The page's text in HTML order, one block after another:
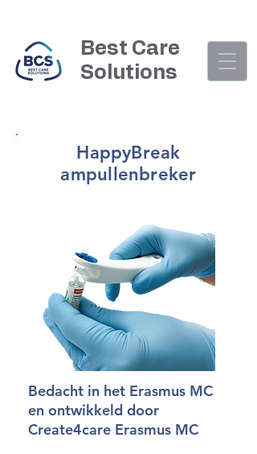
Best Care
Solutions
HappyBreak
ampullenbreker
Bedacht in het Erasmus MC
en ontwikkeld door
Create4care Erasmus MC